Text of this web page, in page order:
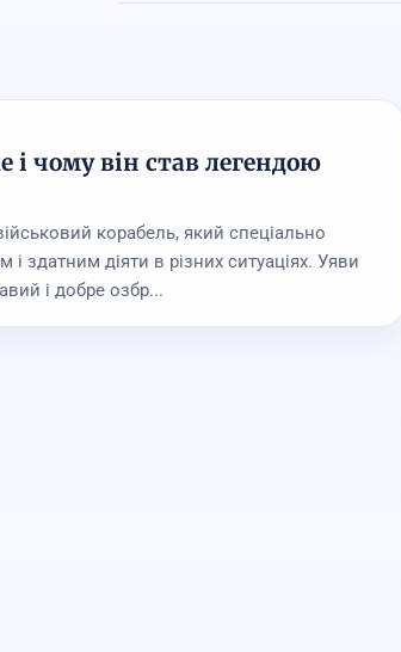
і чому він став легендою
корабель, який спеціально
здатним діяти в різних ситуаціях. Уяви
і добре озбр...